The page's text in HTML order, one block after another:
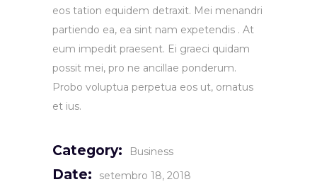
eos tation equidem detraxit. Mei menandri
partiendo ea, ea sint nam expetendis . At
eum impedit praesent. Ei graeci quidam
possit mei, pro ne ancillae ponderum.
Probo voluptua perpetua eos ut, ornatus
et ius.
Category: Business
Date: setembro 18, 2018